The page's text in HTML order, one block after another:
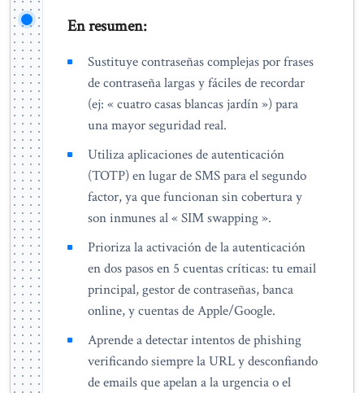
En resumen:
Sustituye contraseñas complejas por frases
de contraseña largas y fáciles de recordar
(ej: « cuatro casas blancas jardín ») para
una mayor seguridad real.
Utiliza aplicaciones de autenticación
(TOTP) en lugar de SMS para el segundo
factor, ya que funcionan sin cobertura y
son inmunes al « SIM swapping ».
Prioriza la activación de la autenticación
en dos pasos en 5 cuentas críticas: tu email
principal, gestor de contraseñas, banca
online, y cuentas de Apple/Google.
Aprende a detectar intentos de phishing
verificando siempre la URL y desconfiando
de emails que apelan a la urgencia o el